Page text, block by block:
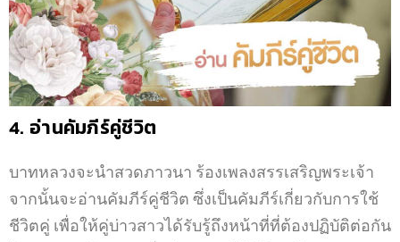
4. อ่านคัมภีร์คู่ชีวิต
บาทหลวงจะนำสวดภาวนา ร้องเพลงสรรเสริญพระเจ้า
จากนั้นจะอ่านคัมภีร์คู่ชีวิต ซึ่งเป็นคัมภีร์เกี่ยวกับการใช้
ชีวิตคู่ เพื่อให้คู่บ่าวสาวได้รับรู้ถึงหน้าที่ที่ต้องปฏิบัติต่อกัน